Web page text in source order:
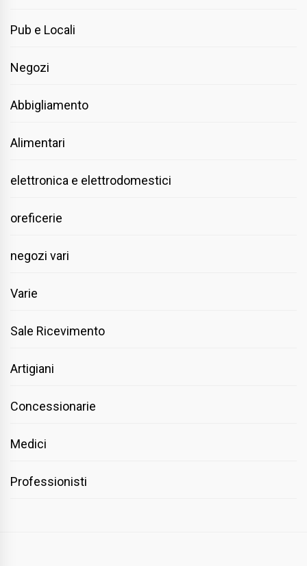
Pub e Locali
Negozi
Abbigliamento
Alimentari
elettronica e elettrodomestici
oreficerie
negozi vari
Varie
Sale Ricevimento
Artigiani
Concessionarie
Medici
Professionisti